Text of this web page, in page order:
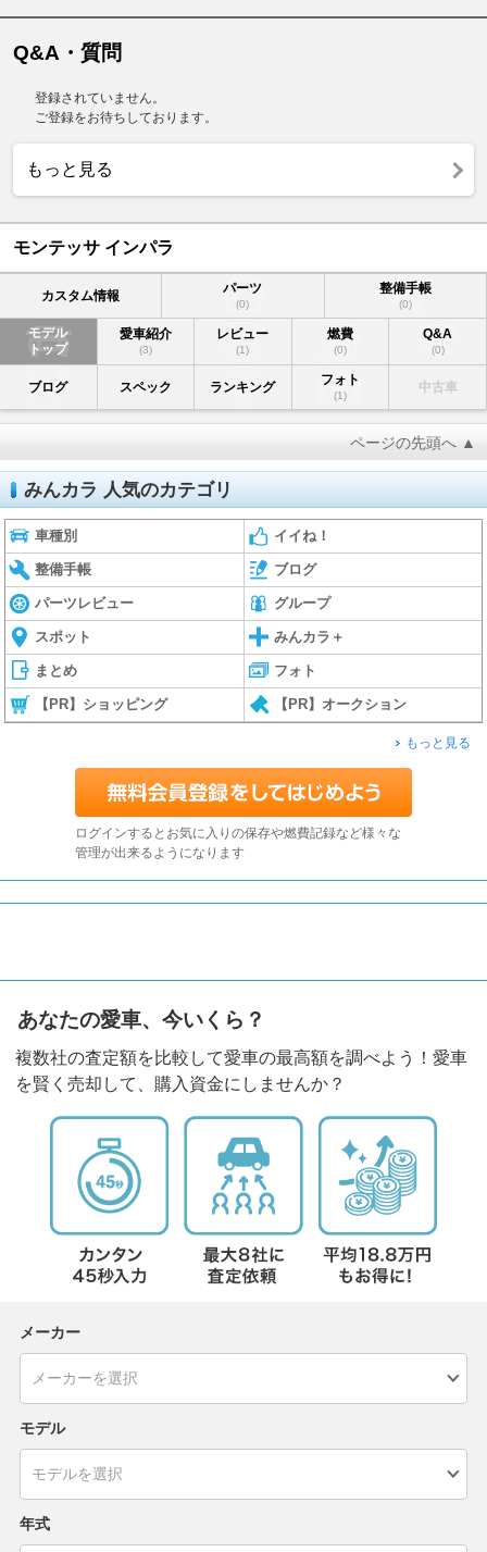
Q&A・質問
登録されていません。
ご登録をお待ちしております。
もっと見る
モンテッサ インパラ
カスタム情報 パーツ
(0)
整備手帳
(0)
モデル
トップ
愛車紹介
(3)
レビュー
(1)
燃費
(0)
Q&A
(0)
ブログ スペック ランキング フォト
(1)
中古車
ページの先頭へ ▲
みんカラ 人気のカテゴリ
車種別 イイね！
整備手帳 ブログ
パーツレビュー グループ
スポット みんカラ＋
まとめ フォト
【PR】ショッピング 【PR】オークション
もっと見る
ログインするとお気に入りの保存や燃費記録など様々な
管理が出来るようになります
あなたの愛車、今いくら？
複数社の査定額を比較して愛車の最高額を調べよう！愛車
を賢く売却して、購入資金にしませんか？
メーカー
モデル
年式